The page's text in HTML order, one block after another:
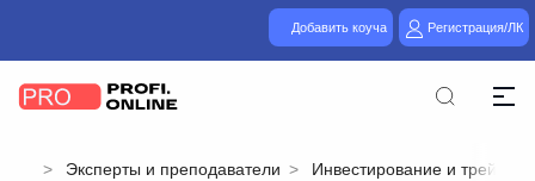
Добавить коуча Регистрация/ЛК
Эксперты и преподаватели Инвестирование и трейдинг